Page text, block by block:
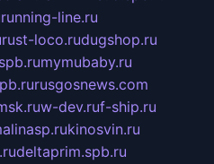
running-line.ru
rust-loco.rudugshop.ru
mymubaby.ru
rusgosnews.com
w-dev.ruf-ship.ru
kinosvin.ru
deltaprim.spb.ru